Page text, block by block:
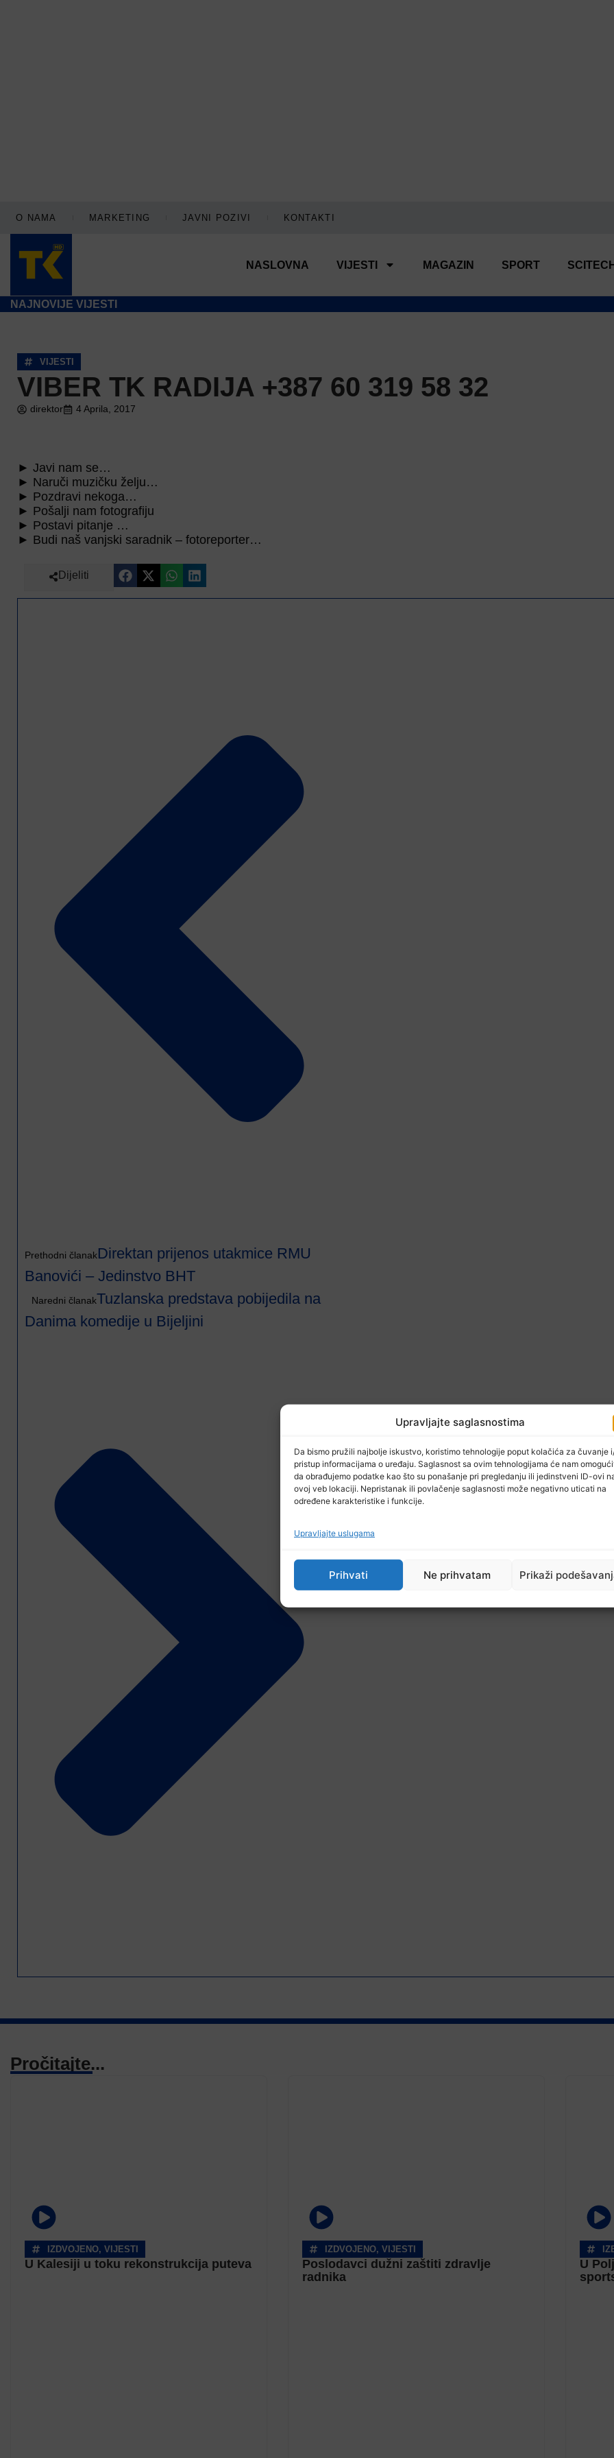
Upravljajte saglasnostima
Da bismo pružili najbolje iskustvo, koristimo tehnologije poput kolačića za čuvanje
pristup informacijama o uređaju. Saglasnost sa ovim tehnologijama će nam
da obrađujemo podatke kao što su ponašanje pri pregledanju ili jedinstveni ID-ovi
ovoj veb lokaciji. Nepristanak ili povlačenje saglasnosti može negativno uticati na
određene karakteristike i funkcije.
Upravljajte uslugama
Prihvati Ne prihvatam Prikaži
O NAMA MARKETING JAVNI POZIVI KONTAKTI
NASLOVNA VIJESTI MAGAZIN SPORT
NAJNOVIJE VIJESTI
VIJESTI
VIBER TK RADIJA +387 60 319 58 32
direktor 4 Aprila, 2017
► Javi nam se…
► Naruči muzičku želju…
► Pozdravi nekoga…
► Pošalji nam fotografiju
► Postavi pitanje …
► Budi naš vanjski saradnik – fotoreporter…
Dijeliti
Prethodni članakDirektan prijenos utakmice RMU
Banovići – Jedinstvo BHT
Naredni članakTuzlanska predstava pobijedila na
Danima komedije u Bijeljini
Pročitajte...
IZDVOJENO, VIJESTI
U Kalesiji u toku rekonstrukcija puteva
IZDVOJENO, VIJESTI
Poslodavci dužni zaštiti zdravlje
radnika
U